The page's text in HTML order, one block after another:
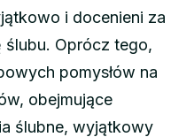
i docenieni za
ślubu. Oprócz tego,
pomysłów na
obejmujące
ślubne, wyjątkowy